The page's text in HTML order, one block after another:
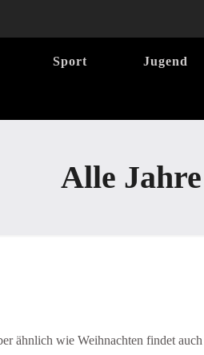
Sport Jugend
Alle
ähnlich wie Weihnachten findet